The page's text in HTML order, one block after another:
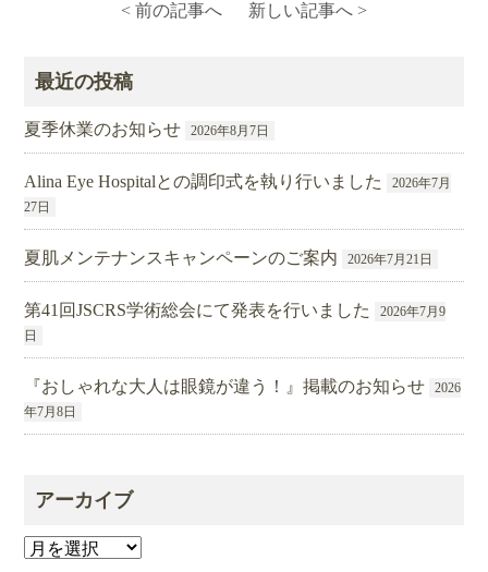
< 前の記事へ 新しい記事へ >
最近の投稿
夏季休業のお知らせ 2026年8月7日
Alina Eye Hospitalとの調印式を執り行いました
2026年7月
27日
夏肌メンテナンスキャンペーンのご案内 2026年7月21日
第41回JSCRS学術総会にて発表を行いました
2026年7月9
日
『おしゃれな大人は眼鏡が違う！』掲載のお知らせ
2026
年7月8日
アーカイブ
ア